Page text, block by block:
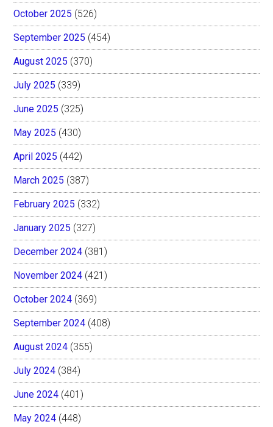
October 2025 (526)
September 2025 (454)
August 2025 (370)
July 2025 (339)
June 2025 (325)
May 2025 (430)
April 2025 (442)
March 2025 (387)
February 2025 (332)
January 2025 (327)
December 2024 (381)
November 2024 (421)
October 2024 (369)
September 2024 (408)
August 2024 (355)
July 2024 (384)
June 2024 (401)
May 2024 (448)